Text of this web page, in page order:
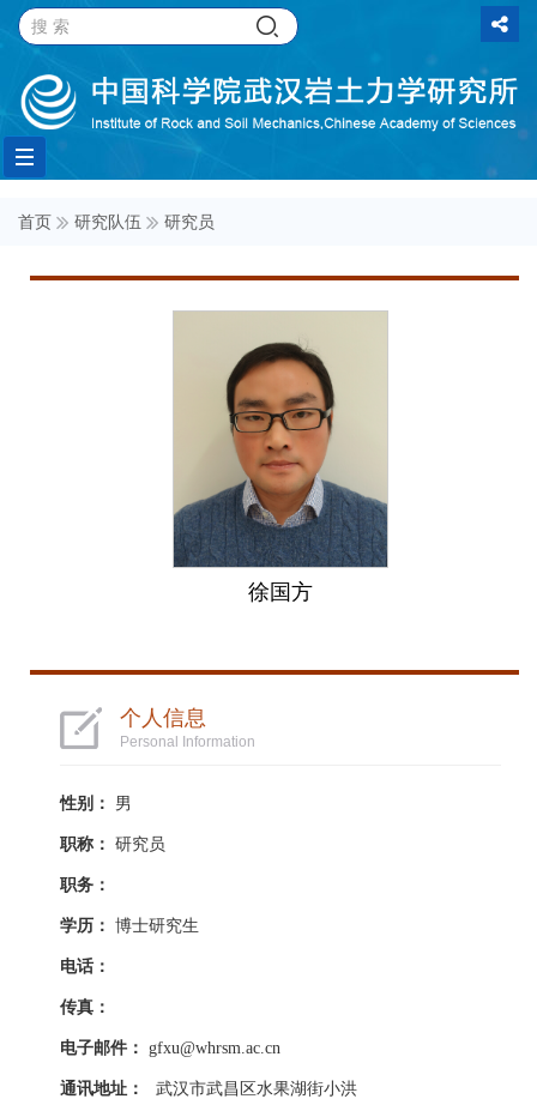
Toggle
navigation
首页 研究队伍 研究员
徐国方
个人信息
Personal Information
性别： 男
职称： 研究员
职务：
学历： 博士研究生
电话：
传真：
电子邮件： gfxu@whrsm.ac.cn
通讯地址： 武汉市武昌区水果湖街小洪